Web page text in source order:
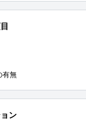
有無
ン